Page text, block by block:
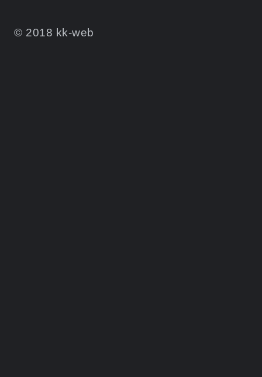
© 2018 kk-web